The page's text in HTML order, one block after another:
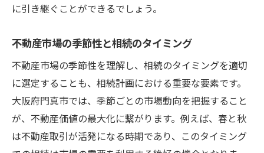
に引き継ぐことができるでしょう。
不動産市場の季節性と相続のタイミング
不動産市場の季節性を理解し、相続のタイミングを適切
に選定することも、相続計画における重要な要素です。
大阪府門真市では、季節ごとの市場動向を把握すること
が、不動産価値の最大化に繋がります。例えば、春と秋
は不動産取引が活発になる時期であり、このタイミング